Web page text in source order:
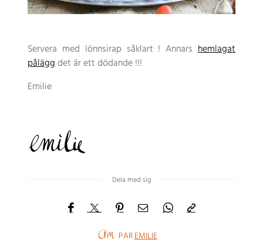
Servera med lönnsirap såklart ! Annarshemlagat
påläggdet är ett dödande !!!
Emilie
Dela med sig
PAREMILIE